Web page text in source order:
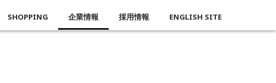
SHOPPING 企業情報 採用情報 ENGLISH SITE